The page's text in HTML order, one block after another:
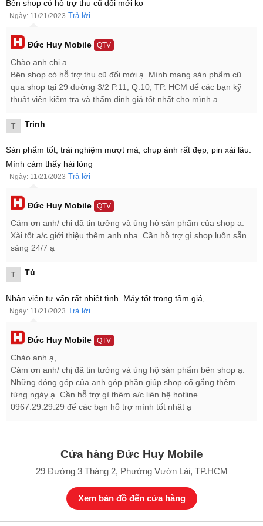
Phiên bản
Google Pixel 8
Google Pixel 8 có mấy màu?
Chính thức, Google Pixel 8 có 3 phiên bản màu bao gồm: Hồng
(Peony Rose), Xám (Grey) và Đen (Obsidian Black).
Đánh giá Google Pixel 8
Hãy cùng Đức Huy Mobile đánh giá Google Pixel 8, xem chiếc điện
thoại mới này có gì ấn tượng.
Camera Google Pixel 8 chụp đẹp ấn tượng, chuyên nghiệp
Google Pixel 8 5G là chiếc điện thoại được đánh giá là cực mạnh
Về hệ thống camera ở chiếc điện thoại này hãng vẫn quyết định
tính năng cũng như chất lượng ảnh khi chụp, cải tiến hỗ trợ tối ưu
cho người dùng.
Bên shop có hỗ trợ thu cũ đổi mới ko
Ngày: 11/21/2023 Trả lời
Đức Huy Mobile QTV
Chào anh chị ạ
Bên shop có hỗ trợ thu cũ đổi mới ạ. Mình mang sản phẩm cũ
qua shop tại 29 đường 3/2 P.11, Q.10, TP. HCM để các bạn kỹ
thuật viên kiểm tra và thẩm định giá tốt nhất cho mình ạ.
T Trinh
Sản phẩm tốt, trải nghiệm mượt mà, chụp ảnh rất đẹp, pin xài lâu.
Mình cảm thấy hài lòng
Ngày: 11/21/2023 Trả lời
Đức Huy Mobile QTV
Cám ơn anh/ chị đã tin tưởng và ủng hộ sản phẩm của shop ạ.
Xài tốt a/c giới thiệu thêm anh nha. Cần hỗ trợ gì shop luôn sẵn
sàng 24/7 ạ
T Tú
Nhân viên tư vấn rất nhiệt tình. Máy tốt trong tầm giá,
Ngày: 11/21/2023 Trả lời
Đức Huy Mobile QTV
Chào anh ạ,
Cám ơn anh/ chị đã tin tưởng và ủng hộ sản phẩm bên shop ạ.
Những đóng góp của anh góp phần giúp shop cố gắng thêm
từng ngày ạ. Cần hỗ trợ gì thêm a/c liên hệ hotline
0967.29.29.29 để các bạn hỗ trợ mình tốt nhât ạ
Cửa hàng Đức Huy Mobile
29 Đường 3 Tháng 2, Phường Vườn Lài, TP.HCM
Xem bản đồ đến cửa hàng